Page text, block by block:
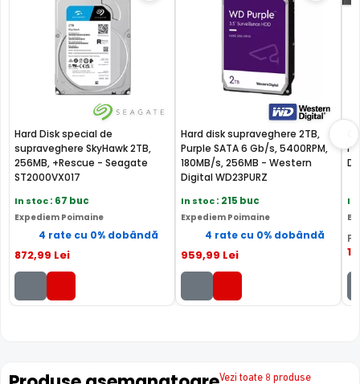
Compresie H.265+
Garantie
24 luni 24 luni
Comparatie detaliata:
Dahua NVR4108-8P-4KS2/L vs
Dahua NVR1108HS-8P-S3/H →
Dahua NVR4108-8P-
4KS2/L vs Dahua NVR4108HS-8P-4KS3 →
Dahua
NVR4108-8P-4KS2/L vs Dahua NVR4108HS-8P-EI →
Hard Disk special de
supraveghere SkyHawk 2TB,
256MB, +Rescue - Seagate
ST2000VX017
In stoc: 67 buc
Expediem Poimaine
4 rate cu 0% dobândă
872,99 Lei
Hard disk supraveghere 2TB,
Purple SATA 6 Gb/s, 5400RPM,
180MB/s, 256MB - Western
Digital WD23PURZ
In stoc: 215 buc
Expediem Poimaine
4 rate cu 0% dobândă
959,99 Lei
In
1
Vezi toate 8 produse